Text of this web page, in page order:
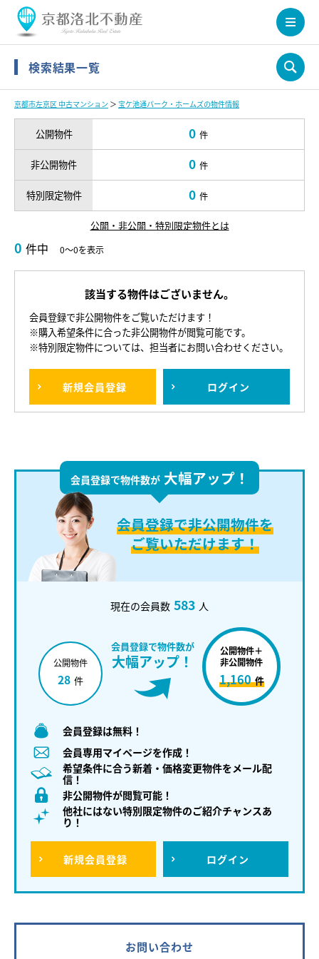
検索結果一覧
京都市左京区 中古マンション ＞ 宝ケ池通パーク・ホームズの物件情報
公開物件 0 件
非公開物件 0 件
特別限定物件 0 件
公開・非公開・特別限定物件とは
0 件中 0～0を表示
該当する物件はございません。
会員登録で非公開物件をご覧いただけます！
※購入希望条件に合った非公開物件が閲覧可能です。
※特別限定物件については、担当者にお問い合わせください。
新規会員登録 ログイン
会員登録で物件数が 大幅アップ！
会員登録で非公開物件を
ご覧いただけます！
現在の会員数 583 人
会員登録で物件数が
大幅アップ！
公開物件
28 件
公開物件＋
非公開物件
1,160 件
会員登録は無料！
会員専用マイページを作成！
希望条件に合う新着・価格変更物件をメール配
信！
非公開物件が閲覧可能！
他社にはない特別限定物件のご紹介チャンスあ
り！
新規会員登録 ログイン
お問い合わせ